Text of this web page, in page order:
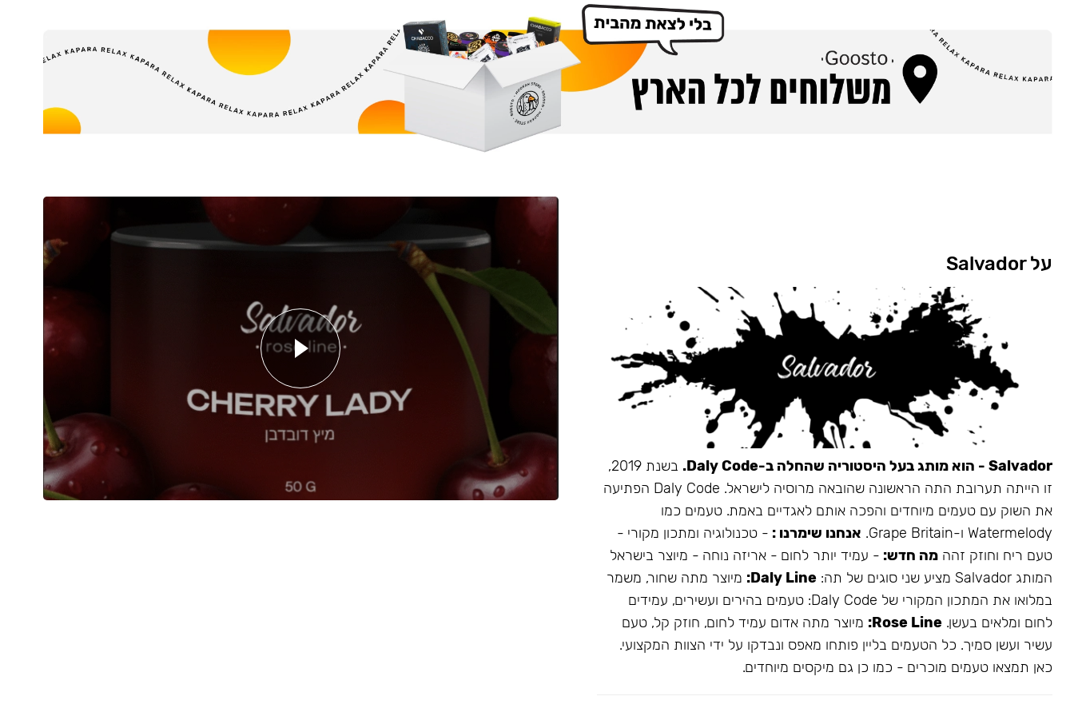
על Salvador
Salvador - הוא מותג בעל היסטוריה שהחלה ב-Daly Code.
בשנת 2019,
זו הייתה תערובת התה הראשונה שהובאה מרוסיה לישראל. Daly Code הפתיעה
את השוק עם טעמים מיוחדים והפכה אותם לאגדיים באמת. טעמים כמו
Watermelody ו-Grape Britain.
אנחנו שימרנו : - טכנולוגיה ומתכון מקורי -
טעם ריח וחוזק זהה מה חדש: - עמיד יותר לחום - אריזה נוחה - מיוצר בישראל
המותג Salvador מציע שני סוגים של תה:
Daly Line: מיוצר מתה שחור, משמר
במלואו את המתכון המקורי של Daly Code: טעמים בהירים ועשירים, עמידים
לחום ומלאים בעשן. Rose Line: מיוצר מתה אדום עמיד לחום, חוזק קל, טעם
עשיר ועשן סמיך. כל הטעמים בליין פותחו מאפס ונבדקו על ידי הצוות המקצועי.
כאן תמצאו טעמים מוכרים - כמו כן גם מיקסים מיוחדים.